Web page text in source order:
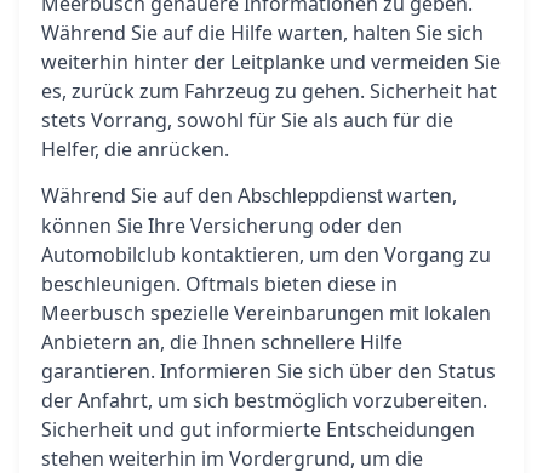
Während Sie auf die Hilfe warten, halten Sie sich
weiterhin hinter der Leitplanke und vermeiden Sie
es, zurück zum Fahrzeug zu gehen. Sicherheit hat
stets Vorrang, sowohl für Sie als auch für die
Helfer, die anrücken.
Während Sie auf den Abschleppdienstwarten,
können Sie Ihre Versicherung oder den
Automobilclub kontaktieren, um den Vorgang zu
beschleunigen. Oftmals bieten diese in
Meerbusch spezielle Vereinbarungen mit lokalen
Anbietern an, die Ihnen schnellere Hilfe
garantieren. Informieren Sie sich über den Status
der Anfahrt, um sich bestmöglich vorzubereiten.
Sicherheit und gut informierte Entscheidungen
stehen weiterhin im Vordergrund, um die